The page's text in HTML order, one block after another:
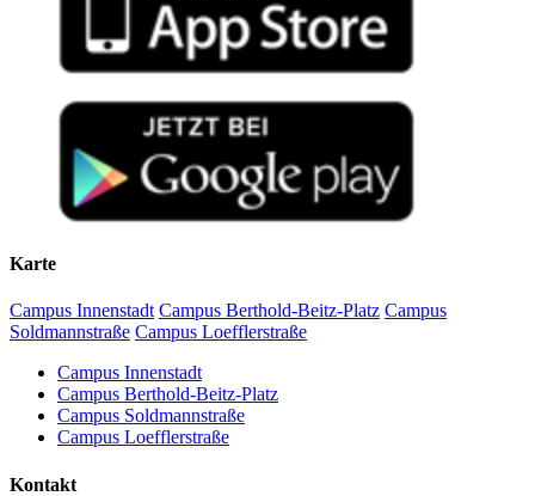
Karte
Campus Innenstadt Campus Berthold-Beitz-Platz Campus
Soldmannstraße Campus Loefflerstraße
Campus Innenstadt
Campus Berthold-Beitz-Platz
Campus Soldmannstraße
Campus Loefflerstraße
Kontakt